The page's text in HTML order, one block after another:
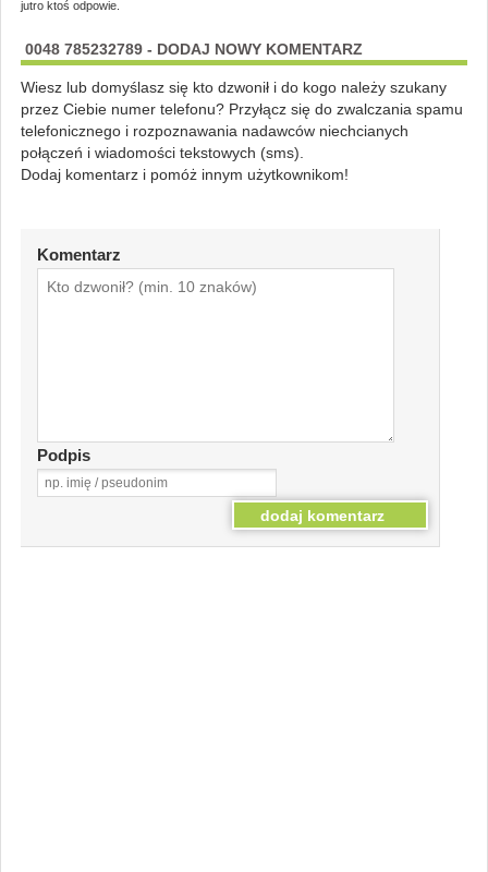
jutro ktoś odpowie.
0048 785232789 - DODAJ NOWY KOMENTARZ
Wiesz lub domyślasz się kto dzwonił i do kogo należy szukany
przez Ciebie numer telefonu? Przyłącz się do zwalczania spamu
telefonicznego i rozpoznawania nadawców niechcianych
połączeń i wiadomości tekstowych (sms).
Dodaj komentarz i pomóż innym użytkownikom!
Komentarz
Podpis